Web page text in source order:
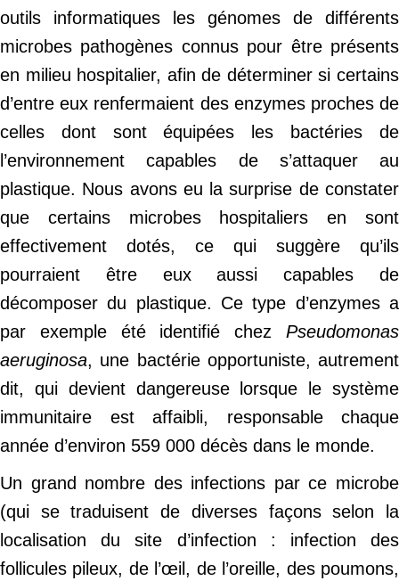
outils informatiques les génomes de différents
microbes pathogènes connus pour être présents
en milieu hospitalier, afin de déterminer si certains
d’entre eux renfermaient des enzymes proches de
celles dont sont équipées les bactéries de
l’environnement capables de s’attaquer au
plastique. Nous avons eu la surprise de constater
que certains microbes hospitaliers en sont
effectivement dotés, ce qui suggère qu’ils
pourraient être eux aussi capables de
décomposer du plastique. Ce type d’enzymes a
par exemple été identifié chez Pseudomonas
aeruginosa, une bactérie opportuniste, autrement
dit, qui devient dangereuse lorsque le système
immunitaire est affaibli, responsable chaque
année d’environ 559 000 décès dans le monde.
Un grand nombre des infections par ce microbe
(qui se traduisent de diverses façons selon la
localisation du site d’infection : infection des
follicules pileux, de l’œil, de l’oreille, des poumons,